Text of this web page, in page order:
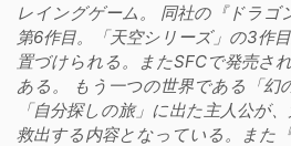
レイングゲーム。 同社の『ドラゴ
第6作目。「天空シリーズ」の3作
置づけられる。またSFCで発売さ
ある。 もう一つの世界である「幻
「自分探しの旅」に出た主人公が
救出する内容となっている。また